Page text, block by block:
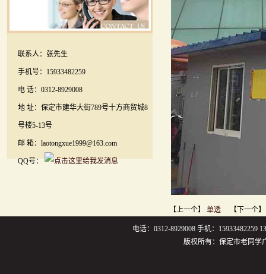
联系人：张先生
手机号：15933482259
电 话：0312-8929008
地 址：保定市建华大街789号十方商贸城8
号楼5-13号
邮 箱：laotongxue1999@163.com
QQ号：
【上一个】 单透【下一个
电话：0312-8929008 手机：15933482259
版权所有：保定市老同学